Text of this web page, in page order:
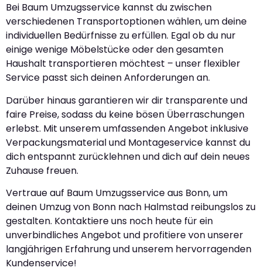
Bei Baum Umzugsservice kannst du zwischen
verschiedenen Transportoptionen wählen, um deine
individuellen Bedürfnisse zu erfüllen. Egal ob du nur
einige wenige Möbelstücke oder den gesamten
Haushalt transportieren möchtest – unser flexibler
Service passt sich deinen Anforderungen an.
Darüber hinaus garantieren wir dir transparente und
faire Preise, sodass du keine bösen Überraschungen
erlebst. Mit unserem umfassenden Angebot inklusive
Verpackungsmaterial und Montageservice kannst du
dich entspannt zurücklehnen und dich auf dein neues
Zuhause freuen.
Vertraue auf Baum Umzugsservice aus Bonn, um
deinen Umzug von Bonn nach Halmstad reibungslos zu
gestalten. Kontaktiere uns noch heute für ein
unverbindliches Angebot und profitiere von unserer
langjährigen Erfahrung und unserem hervorragenden
Kundenservice!